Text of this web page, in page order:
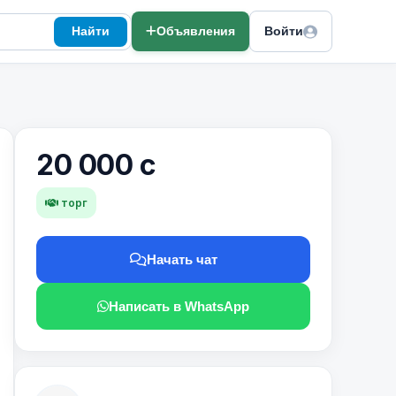
Найти Объявления Войти
20 000 с
торг
Начать чат
Написать в WhatsApp